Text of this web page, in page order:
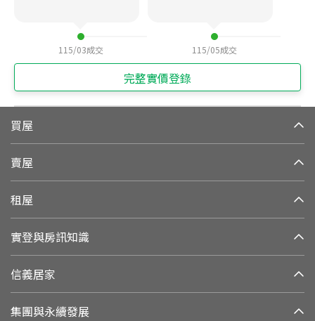
115/03成交 115/05成交
完整實價登錄
買屋
賣屋
租屋
實登與房訊知識
信義居家
集團與永續發展